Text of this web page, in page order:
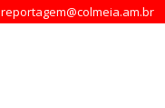
reportagem@colmeia.am.br